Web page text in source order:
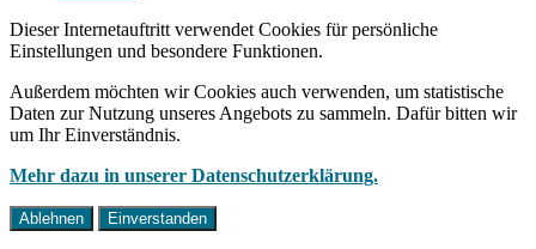
Dieser Internetauftritt verwendet Cookies für persönliche
Einstellungen und besondere Funktionen.
Außerdem möchten wir Cookies auch verwenden, um statistische
Daten zur Nutzung unseres Angebots zu sammeln. Dafür bitten wir
um Ihr Einverständnis.
Mehr dazu in unserer Datenschutzerklärung.
Ablehnen Einverstanden